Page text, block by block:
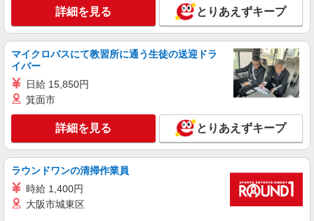
武蔵村山市
キープ 詳細を見る
派遣社員
株式会社kotrio /●TC-H-1883006
STAFF！日勤のみ/夜勤可
時給1600円〜2250円 ＜日払い有/週払い有/交
武蔵村山市
キープ
詳細を見る とりあえずキープ
マイクロバスにて教習所に通う生徒の送迎ドラ
イバー
日給 15,850円
箕面市
詳細を見る とりあえずキープ
ラウンドワンの清掃作業員
時給 1,400円
大阪市城東区